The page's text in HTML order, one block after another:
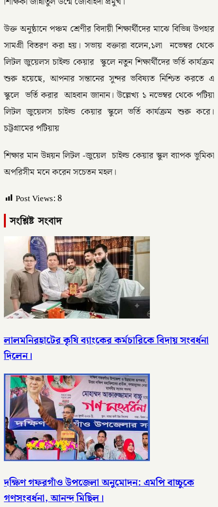
উক্ত অনুষ্ঠানে পঞ্চম শ্রেণীর বিদায়ী শিক্ষার্থীদের মাঝে বিভিন্ন উপহার
সামগ্রী বিতরণ করা হয়। সভায় বক্তারা বলেন,১লা নভেম্বর থেকে
লিটল জুয়েলস চাইল্ড কেয়ার স্কুলে নতুন শিক্ষার্থীদের ভর্তি কার্যক্রম
শুরু হয়েছে, আপনার সন্তানের সুন্দর ভবিষ্যত নিশ্চিত করতে এ
স্কুলে ভর্তি করার আহবান জানান। উল্লেখ্য ১ নভেম্বর থেকে পটিয়া
লিটল জুয়েলস চাইল্ড কেয়ার স্কুলে ভর্তি কার্যক্রম শুরু করে।
চট্টগ্রামের পটিয়ায়
শিক্ষার মান উন্নয়ন লিটল -জুয়েল চাইল্ড কেয়ার স্কুল ব্যাপক ভুমিকা
অপরিসীম মনে করেন সচেতন মহল।
Post Views:8
সংশ্লিষ্ট সংবাদ
লালমনিরহাটের কৃষি ব্যাংকের কর্মচারিকে বিদায় সংবর্ধনা
দিলেন।
দক্ষিণ গফরগাঁও উপজেলা অনুমোদন: এমপি বাচ্চুকে
গণসংবর্ধনা, আনন্দ মিছিল।